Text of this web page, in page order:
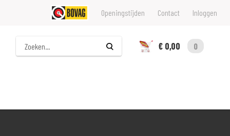
Openingstijden Contact Inloggen
Zoeken
€ 0,00
0